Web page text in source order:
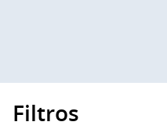
Filtros